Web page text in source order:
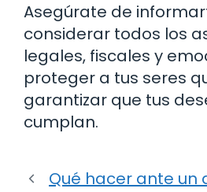
Asegúrate de
considerar todos los
legales, fiscales y
proteger a tus seres
garantizar que tus
cumplan.
Qué hacer ante un